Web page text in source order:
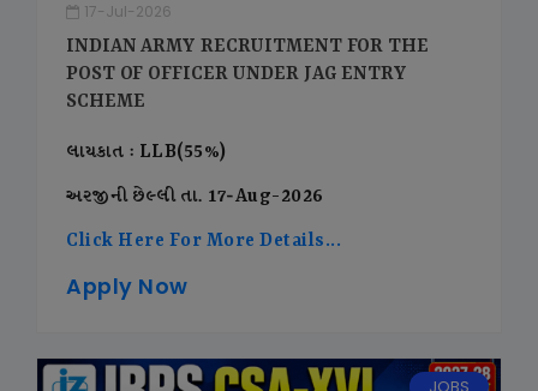
17-Jul-2026
INDIAN ARMY RECRUITMENT FOR THE
POST OF OFFICER UNDER JAG ENTRY
SCHEME
લાયકાત : LLB(55%)
અરજીની છેલ્લી તા. 17-Aug-2026
Click Here For More Details...
Apply Now